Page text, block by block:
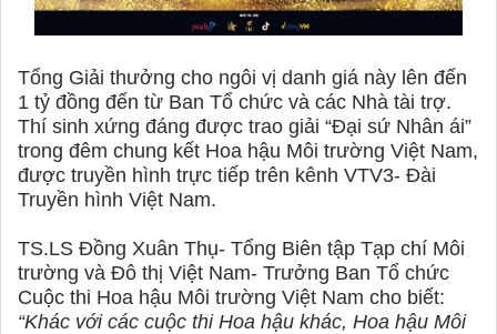
Tổng Giải thưởng cho ngôi vị danh giá này lên đến
1 tỷ đồng đến từ Ban Tổ chức và các Nhà tài trợ.
Thí sinh xứng đáng được trao giải “Đại sứ Nhân ái”
trong đêm chung kết Hoa hậu Môi trường Việt Nam,
được truyền hình trực tiếp trên kênh VTV3- Đài
Truyền hình Việt Nam.
TS.LS Đồng Xuân Thụ- Tổng Biên tập Tạp chí Môi
trường và Đô thị Việt Nam- Trưởng Ban Tổ chức
Cuộc thi Hoa hậu Môi trường Việt Nam cho biết:
“Khác với các cuộc thi Hoa hậu khác, Hoa hậu Môi